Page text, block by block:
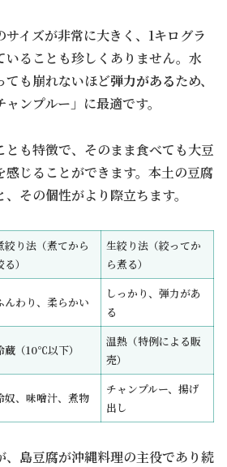
イズが非常に大きく、1キログラ
いることも珍しくありません。水
ても崩れないほど弾力があるため、
ンプルー」に最適です。
とも特徴で、そのまま食べても大豆
感じることができます。本土の豆腐
その個性がより際立ちます。
絞り法（煮てから
る）
生絞り法（絞ってか
ら煮る）
んわり、柔らかい
しっかり、弾力があ
る
蔵（10℃以下）
温熱（特例による販
売）
奴、味噌汁、煮物
チャンプルー、揚げ
出し
、島豆腐が沖縄料理の主役であり続